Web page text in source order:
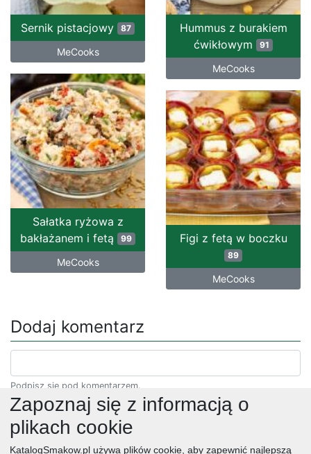
Sernik pistacjowy 87
MeCooks
Hummus z burakiem
ćwikłowym 91
MeCooks
Sałatka ryżowa z
bakłażanem i fetą 99
MeCooks
Figi z fetą w boczku
89
MeCooks
Dodaj komentarz
Podpisz się pod komentarzem.
Zapoznaj się z informacją o
plikach cookie
KatalogSmakow.pl używa plików cookie, aby zapewnić najlepszą